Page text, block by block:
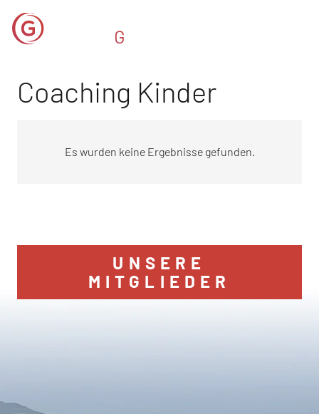
Coaching Kinder
Es wurden keine Ergebnisse gefunden.
UNSERE
MITGLIEDER